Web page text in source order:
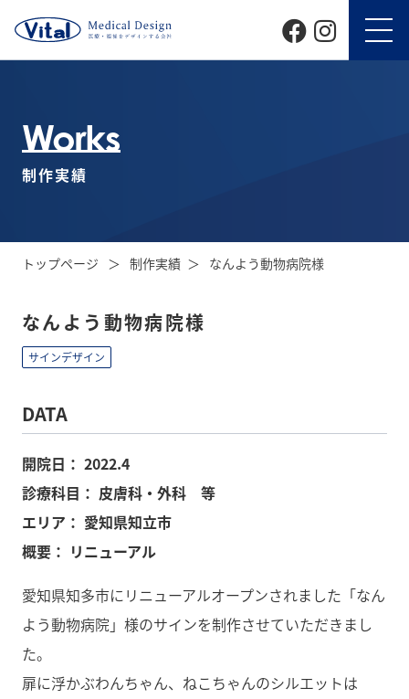
Works
制作実績
トップページ 制作実績 なんよう動物病院様
なんよう動物病院様
サインデザイン
DATA
開院日： 2022.4
診療科目： 皮膚科・外科 等
エリア： 愛知県知立市
概要： リニューアル
愛知県知多市にリニューアルオープンされました「なん
よう動物病院」様のサインを制作させていただきまし
た。
扉に浮かぶわんちゃん、ねこちゃんのシルエットは